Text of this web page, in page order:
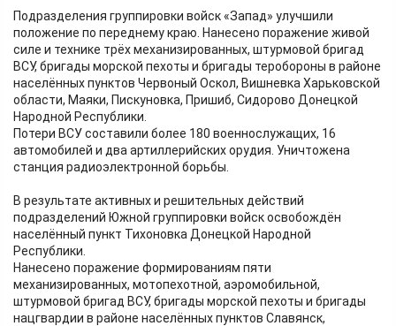
Подразделения группировки войск «Запад» улучшили
положение по переднему краю. Нанесено поражение живой
силе и технике трёх механизированных, штурмовой бригад
ВСУ, бригады морской пехоты и бригады теробороны в районе
населённых пунктов Червоный Оскол, Вишневка Харьковской
области, Маяки, Пискуновка, Пришиб, Сидорово Донецкой
Народной Республики.
Потери ВСУ составили более 180 военнослужащих, 16
автомобилей и два артиллерийских орудия. Уничтожена
станция радиоэлектронной борьбы.
В результате активных и решительных действий
подразделений Южной группировки войск освобождён
населённый пункт Тихоновка Донецкой Народной
Республики.
Нанесено поражение формированиям пяти
механизированных, мотопехотной, аэромобильной,
штурмовой бригад ВСУ, бригады морской пехоты и бригады
нацгвардии в районе населённых пунктов Славянск,